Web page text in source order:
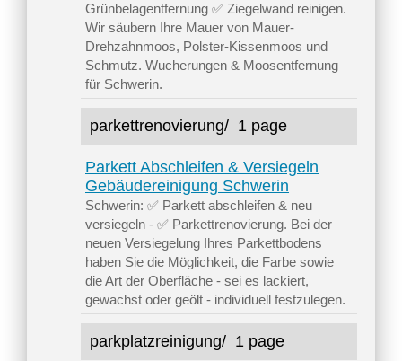
Grünbelagentfernung ✅ Ziegelwand reinigen.
Wir säubern Ihre Mauer von Mauer-
Drehzahnmoos, Polster-Kissenmoos und
Schmutz. Wucherungen & Moosentfernung
für Schwerin.
parkettrenovierung/ 1 page
Parkett Abschleifen & Versiegeln
Gebäudereinigung Schwerin
Schwerin: ✅ Parkett abschleifen & neu
versiegeln - ✅ Parkettrenovierung. Bei der
neuen Versiegelung Ihres Parkettbodens
haben Sie die Möglichkeit, die Farbe sowie
die Art der Oberfläche - sei es lackiert,
gewachst oder geölt - individuell festzulegen.
parkplatzreinigung/ 1 page